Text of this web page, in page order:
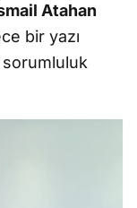
Atahan
bir yazı
sorumluluk